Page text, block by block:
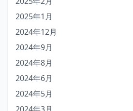
2025年1月
2024年12月
2024年9月
2024年8月
2024年6月
2024年5月